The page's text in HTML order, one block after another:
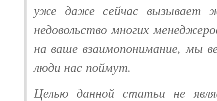
уже даже сейчас вызывает
недовольство многих
на ваше взаимопонимание, мы
люди нас поймут.
Целью данной статьи не